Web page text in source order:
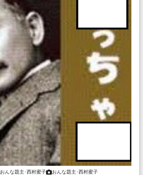
おんな題主･西村蜜子 おんな題主･西村蜜子